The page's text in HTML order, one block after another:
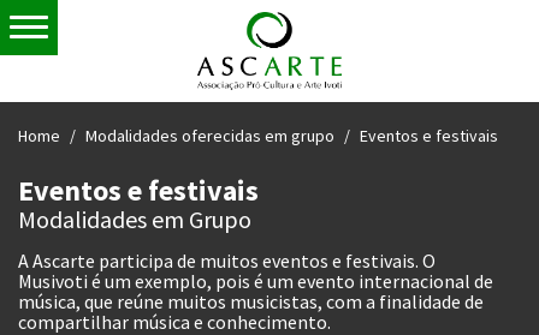
Home Modalidades oferecidas em grupo Eventos e festivais
Eventos e festivais
Modalidades em Grupo
A Ascarte participa de muitos eventos e festivais. O
Musivoti é um exemplo, pois é um evento internacional de
música, que reúne muitos musicistas, com a finalidade de
compartilhar música e conhecimento.